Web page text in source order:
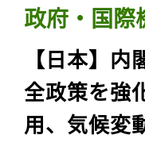
政府・国際
【日本】
全政策を強
用、気候変